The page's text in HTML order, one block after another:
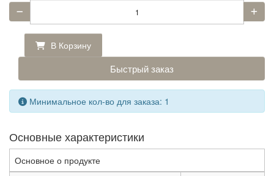
В Корзину
Быстрый заказ
Минимальное кол-во для заказа: 1
Основные характеристики
Основное о продукте